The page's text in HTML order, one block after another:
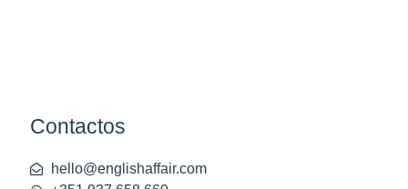
Contactos
hello@englishaffair.com